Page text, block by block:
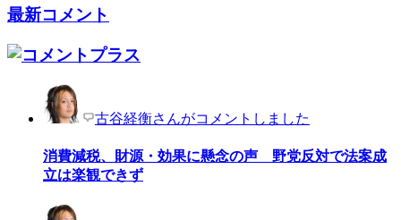
最新コメント
古谷経衡さんがコメントしました
消費減税、財源・効果に懸念の声 野党反対で法案成
立は楽観できず